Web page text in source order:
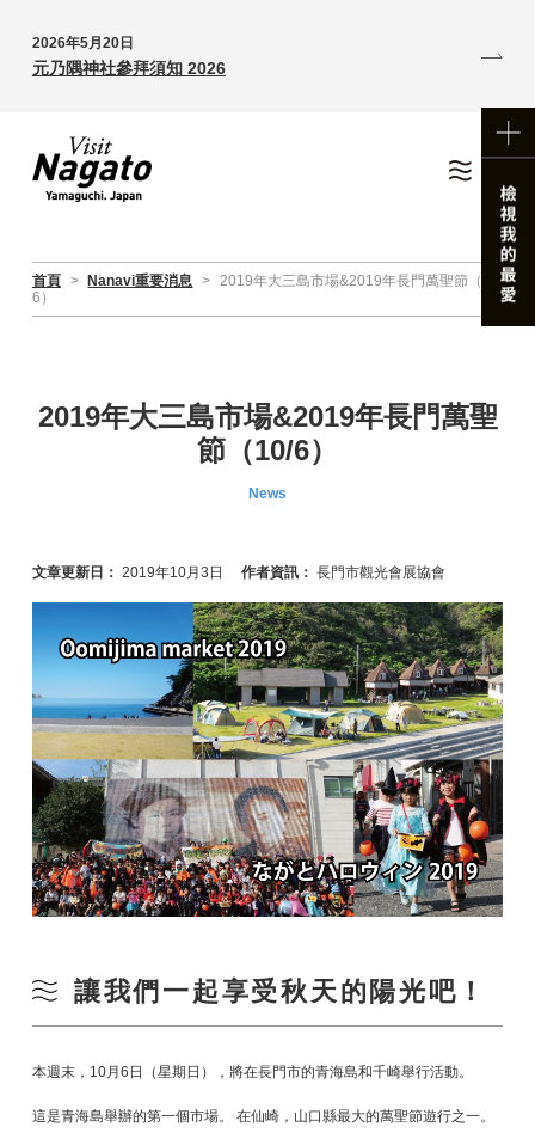
2026年5月20日
元乃隅神社參拜須知 2026
首頁 > Nanavi重要消息 > 2019年大三島市場&2019年長門萬聖節（10/
6）
2019年大三島市場&2019年長門萬聖
節（10/6）
News
文章更新日： 2019年10月3日 作者資訊： 長門市觀光會展協會
讓我們一起享受秋天的陽光吧！
本週末，10月6日（星期日），將在長門市的青海島和千崎舉行活動。
這是青海島舉辦的第一個市場。 在仙崎，山口縣最大的萬聖節遊行之一。